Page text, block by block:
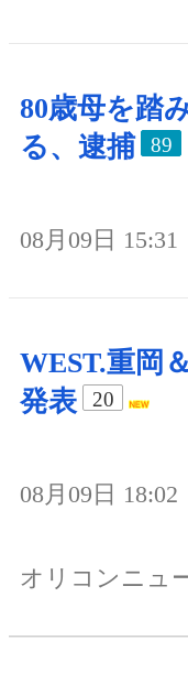
80歳母を踏
る、逮捕
89
08月09日 15:31
WEST.重岡
発表
20
08月09日 18:02
オリコンニュ